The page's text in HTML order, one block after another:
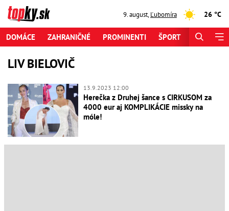
9. august,Ľubomíra 26 °C
DOMÁCE ZAHRANIČNÉ PROMINENTI ŠPORT
LIV BIELOVIČ
13.9.2023 12:00
Herečka z Druhej šance s CIRKUSOM za
4000 eur aj KOMPLIKÁCIE missky na
móle!